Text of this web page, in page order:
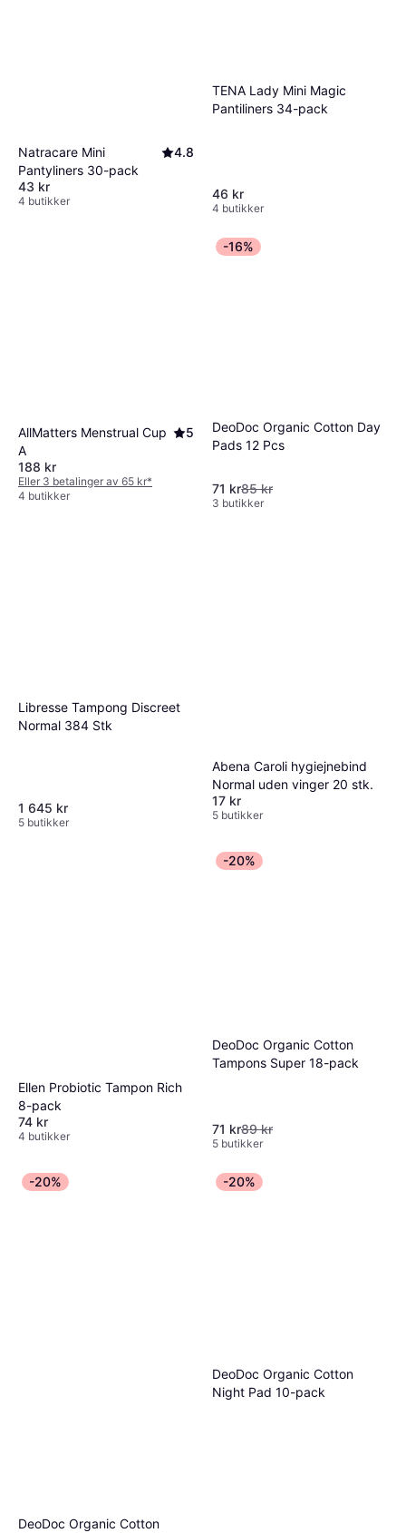
Natracare Mini
Pantyliners 30-pack
4.8
43 kr
4 butikker
TENA Lady Mini Magic
Pantiliners 34-pack
46 kr
4 butikker
AllMatters Menstrual Cup
A
5
188 kr
Eller 3 betalinger av 65 kr*
4 butikker
-16%
DeoDoc Organic Cotton Day
Pads 12 Pcs
71 kr85 kr
3 butikker
Libresse Tampong Discreet
Normal 384 Stk
1 645 kr
5 butikker
Abena Caroli hygiejnebind
Normal uden vinger 20 stk.
17 kr
5 butikker
Ellen Probiotic Tampon Rich
8-pack
74 kr
4 butikker
-20%
DeoDoc Organic Cotton
Tampons Super 18-pack
71 kr89 kr
5 butikker
-20%
DeoDoc Organic Cotton
-20%
DeoDoc Organic Cotton
Night Pad 10-pack